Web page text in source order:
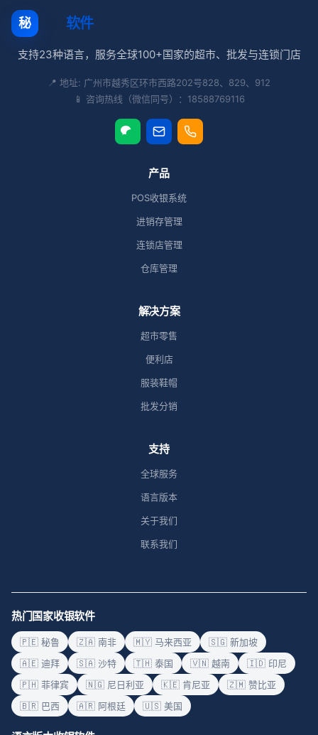
秘 软件
支持23种语言，服务全球100+国家的超市、批发与连锁门店
📍 地址: 广州市越秀区环市西路202号828、829、912
📱 咨询热线（微信同号）：18588769116
产品
POS收银系统
进销存管理
连锁店管理
仓库管理
解决方案
超市零售
便利店
服装鞋帽
批发分销
支持
全球服务
语言版本
关于我们
联系我们
热门国家收银软件
🇵🇪 秘鲁 🇿🇦 南非 🇲🇾 马来西亚
🇸🇬 新加坡
🇦🇪 迪拜
🇸🇦 沙特 🇹🇭 泰国 🇻🇳 越南
🇮🇩 印尼
🇵🇭 菲律宾
🇳🇬 尼日利亚 🇰🇪 肯尼亚
🇿🇲 赞比亚
🇧🇷 巴西
🇦🇷 阿根廷 🇺🇸 美国